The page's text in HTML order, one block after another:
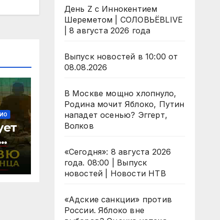
День Z с Иннокентием
Шереметом | СОЛОВЬЁВLIVE
| 8 августа 2026 года
Выпуск новостей в 10:00 от
08.08.2026
В Москве мощно хлопнуло,
Родина мочит Яблоко, Путин
нападет осенью? Эггерт,
Волков
«Сегодня»: 8 августа 2026
года. 08:00 | Выпуск
новостей | Новости НТВ
«Адские санкции» против
России. Яблоко вне